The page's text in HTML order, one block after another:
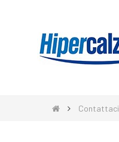
Contattaci